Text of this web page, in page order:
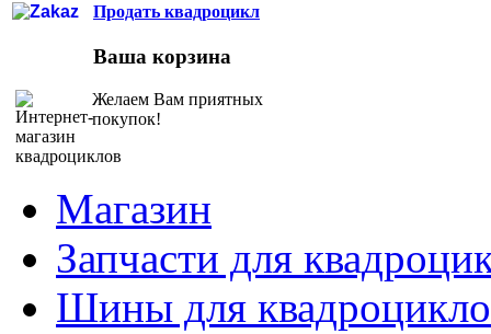
Продать квадроцикл
Ваша корзина
Желаем Вам приятных
покупок!
Магазин
Запчасти для
Шины для